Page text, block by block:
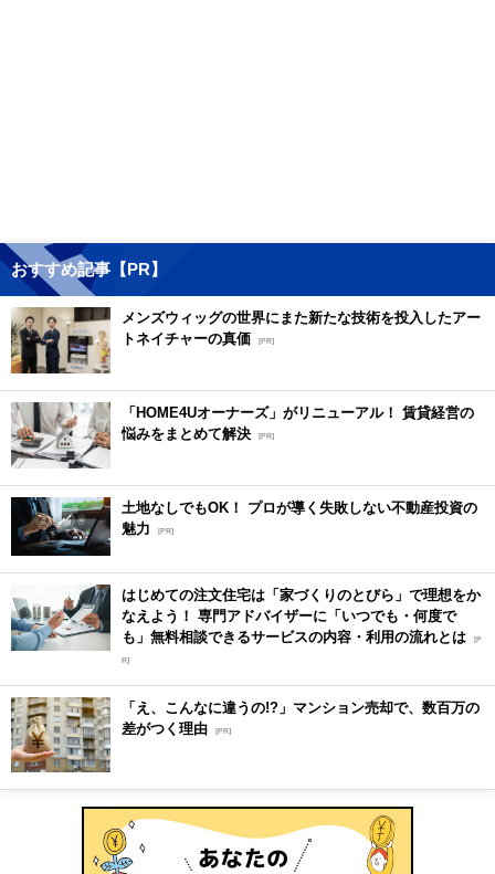
おすすめ記事【PR】
メンズウィッグの世界にまた新たな技術を投入したアー
トネイチャーの真価
[PR]
「HOME4Uオーナーズ」がリニューアル！ 賃貸経営の
悩みをまとめて解決 [PR]
土地なしでもOK！ プロが導く失敗しない不動産投資の
魅力
[PR]
はじめての注文住宅は「家づくりのとびら」で理想をか
なえよう！ 専門アドバイザーに「いつでも・何度で
も」無料相談できるサービスの内容・利用の流れとは [P
R]
「え、こんなに違うの!?」マンション売却で、数百万の
差がつく理由 [PR]